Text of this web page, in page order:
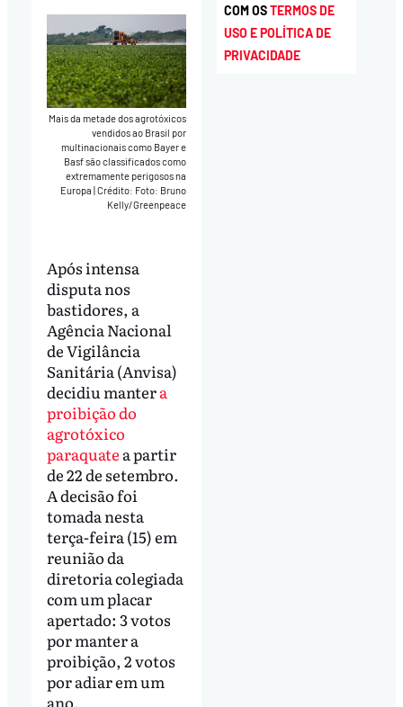
Mais da metade dos agrotóxicos
vendidos ao Brasil por
multinacionais como Bayer e
Basf são classificados como
extremamente perigosos na
Europa|Crédito: Foto: Bruno
Kelly/Greenpeace
Após intensa
disputa nos
bastidores, a
Agência Nacional
de Vigilância
Sanitária (Anvisa)
decidiu mantera
proibição do
agrotóxico
paraquate a partir
de 22 de setembro.
A decisão foi
tomada nesta
terça-feira (15) em
reunião da
diretoria colegiada
com um placar
apertado: 3 votos
por manter a
proibição, 2 votos
por adiar em um
ano.
COM OSTERMOS DE
USO E POLÍTICA DE
PRIVACIDADE